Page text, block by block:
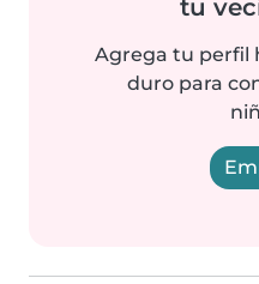
tu
Agrega tu perfil
duro para